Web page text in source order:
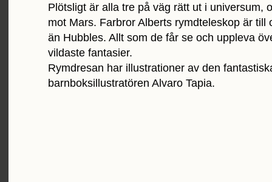
Plötsligt är alla tre på väg rätt ut i universum,
mot Mars. Farbror Alberts rymdteleskop är till
än Hubbles. Allt som de får se och uppleva
vildaste fantasier.
Rymdresan har illustrationer av den
barnboksillustratören Alvaro Tapia.